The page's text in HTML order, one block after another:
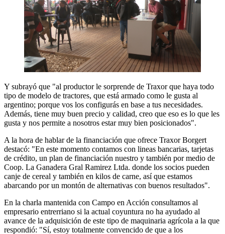
Y subrayó que "al productor le sorprende de Traxor que haya todo
tipo de modelo de tractores, que está armado como le gusta al
argentino; porque vos los configurás en base a tus necesidades.
Además, tiene muy buen precio y calidad, creo que eso es lo que les
gusta y nos permite a nosotros estar muy bien posicionados".
A la hora de hablar de la financiación que ofrece Traxor Borgert
destacó: "En este momento contamos con lineas bancarias, tarjetas
de crédito, un plan de financiación nuestro y también por medio de
Coop. La Ganadera Gral Ramirez Ltda. donde los socios pueden
canje de cereal y también en kilos de carne, así que estamos
abarcando por un montón de alternativas con buenos resultados".
En la charla mantenida con Campo en Acción consultamos al
empresario entrerriano si la actual coyuntura no ha ayudado al
avance de la adquisición de este tipo de maquinaria agrícola a la que
respondió: "Sí, estoy totalmente convencido de que a los